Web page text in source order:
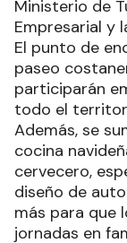
Ministerio de
Empresarial y
El punto de
paseo
participarán
todo el
Además, se
cocina
cervecero,
diseño de
más para que
jornadas en